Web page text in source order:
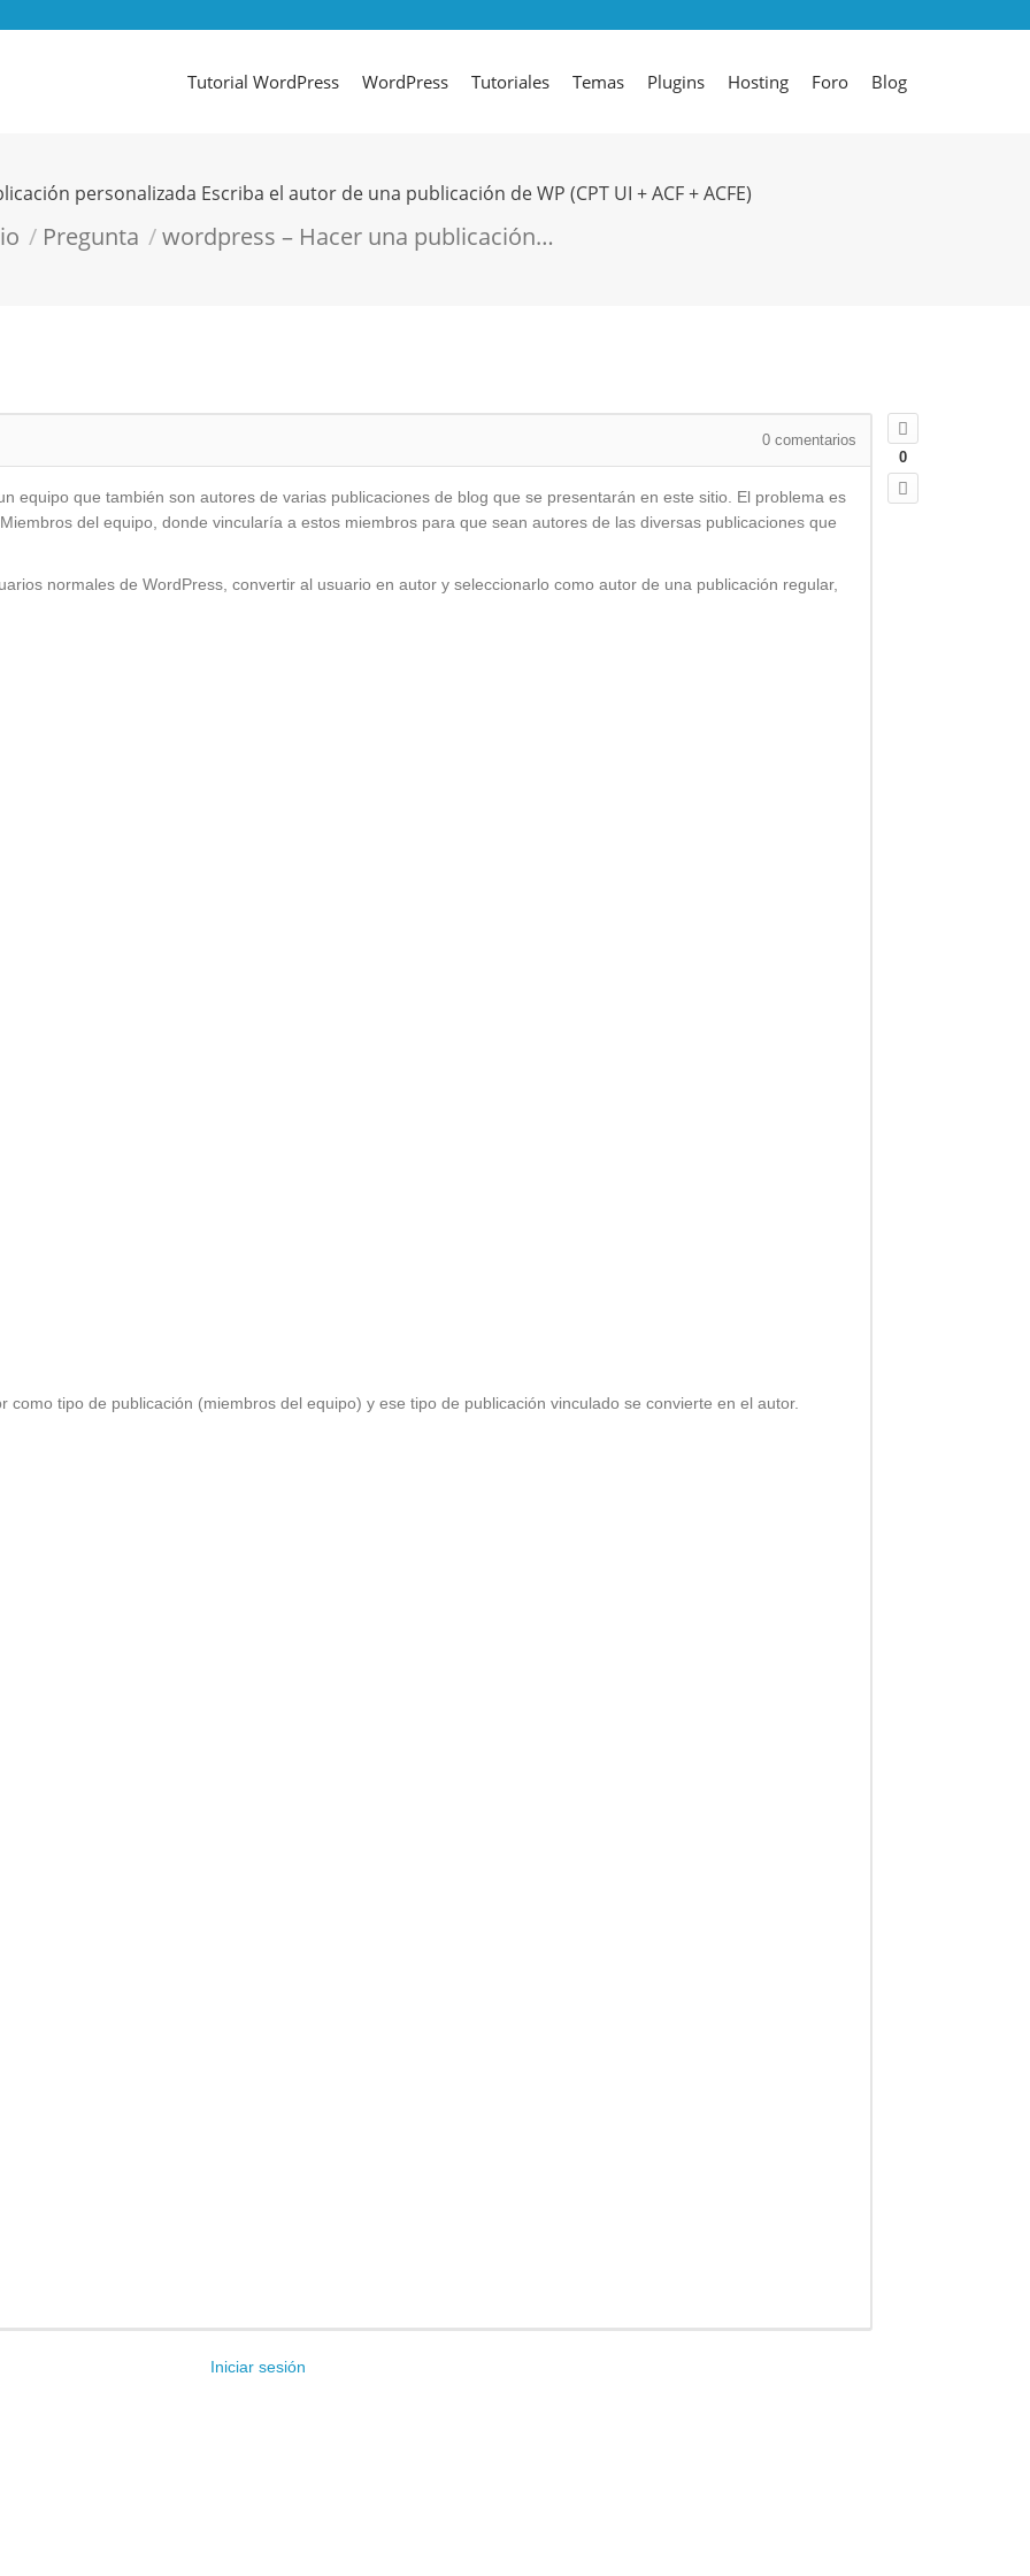
Tutorial WordPress WordPress Tutoriales Temas Plugins Hosting Foro Blog
personalizada Escriba el autor de una publicación de WP (CPT UI + ACF + ACFE)
Pregunta wordpress – Hacer una publicación…
0
0 comentarios
equipo que también son autores de varias publicaciones de blog que se presentarán en este sitio. El problema es
del equipo, donde vincularía a estos miembros para que sean autores de las diversas publicaciones que
normales de WordPress, convertir al usuario en autor y seleccionarlo como autor de una publicación regular,
como tipo de publicación (miembros del equipo) y ese tipo de publicación vinculado se convierte en el autor.
Iniciar sesión